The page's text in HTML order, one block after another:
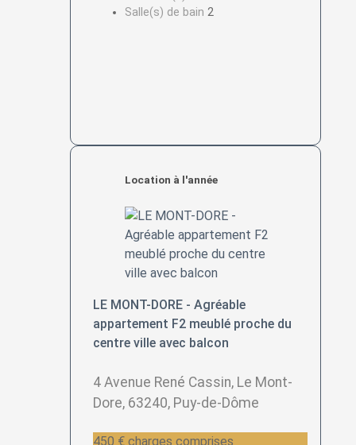
Salle(s) de bain 2
Location à l'année
LE MONT-DORE - Agréable
appartement F2 meublé proche du
centre ville avec balcon
4 Avenue René Cassin, Le Mont-
Dore, 63240, Puy-de-Dôme
450 € charges comprises